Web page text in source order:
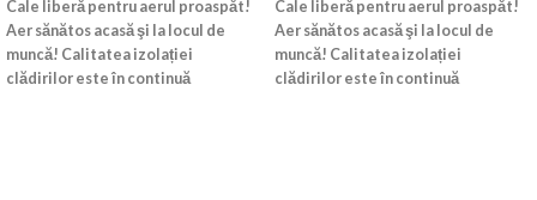
Cale liberă pentru aerul proaspăt!
Aer sănătos acasă şi la locul de
muncă! Calitatea izolației
clădirilor este în continuă
Cale liberă pentru aerul proaspăt!
Aer sănătos acasă şi la locul de
muncă! Calitatea izolației
clădirilor este în continuă